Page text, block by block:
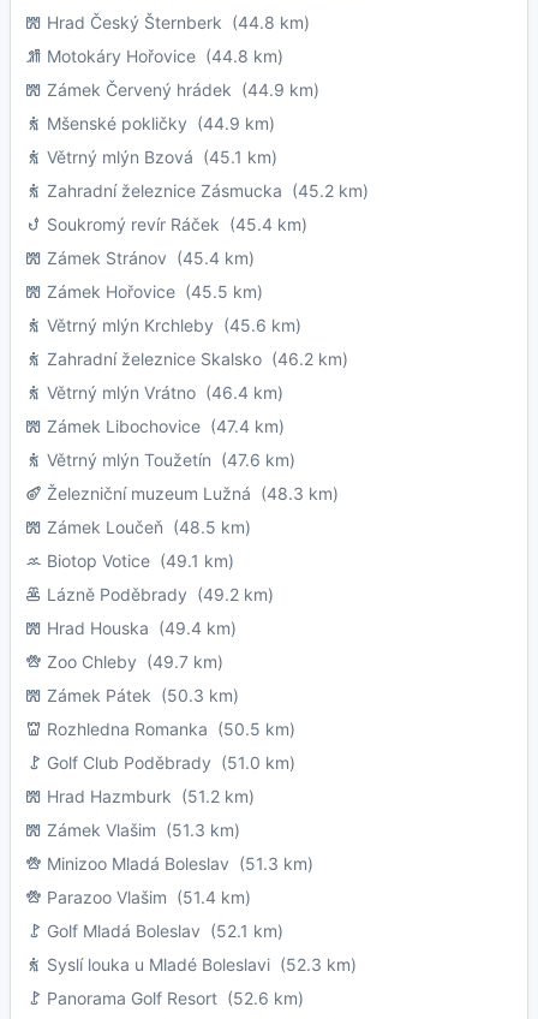
Hrad Český Šternberk (44.8 km)
Motokáry Hořovice (44.8 km)
Zámek Červený hrádek (44.9 km)
Mšenské pokličky (44.9 km)
Větrný mlýn Bzová (45.1 km)
Zahradní železnice Zásmucka (45.2 km)
Soukromý revír Ráček (45.4 km)
Zámek Stránov (45.4 km)
Zámek Hořovice (45.5 km)
Větrný mlýn Krchleby (45.6 km)
Zahradní železnice Skalsko (46.2 km)
Větrný mlýn Vrátno (46.4 km)
Zámek Libochovice (47.4 km)
Větrný mlýn Toužetín (47.6 km)
Železniční muzeum Lužná (48.3 km)
Zámek Loučeň (48.5 km)
Biotop Votice (49.1 km)
Lázně Poděbrady (49.2 km)
Hrad Houska (49.4 km)
Zoo Chleby (49.7 km)
Zámek Pátek (50.3 km)
Rozhledna Romanka (50.5 km)
Golf Club Poděbrady (51.0 km)
Hrad Hazmburk (51.2 km)
Zámek Vlašim (51.3 km)
Minizoo Mladá Boleslav (51.3 km)
Parazoo Vlašim (51.4 km)
Golf Mladá Boleslav (52.1 km)
Syslí louka u Mladé Boleslavi (52.3 km)
Panorama Golf Resort (52.6 km)